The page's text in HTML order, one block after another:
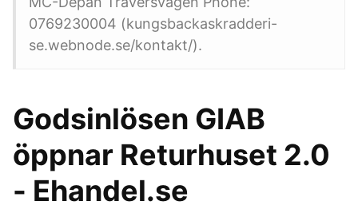
0769230004 (kungsbackaskradderi-
se.webnode.se/kontakt/).
Godsinlösen GIAB
öppnar Returhuset 2.0
- Ehandel.se